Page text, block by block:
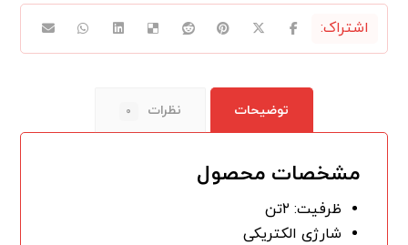
توضیحات نظرات ۰
مشخصات محصول
ظرفیت: ۲تن
شارژی الکتریکی